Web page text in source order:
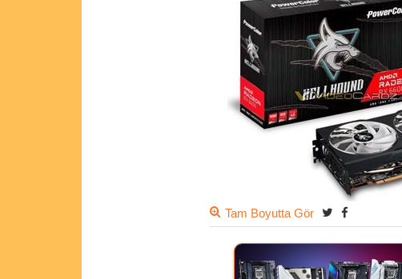
Tam Boyutta Gör